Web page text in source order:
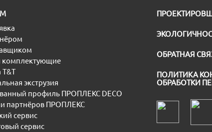
комплектующие
экструзия
профиль ПРОПЛЕКС DECO
партнёров ПРОПЛЕКС
сервис
сервис
ОБРАТНАЯ
ПОЛИТИКА
ОБРАБОТКИ